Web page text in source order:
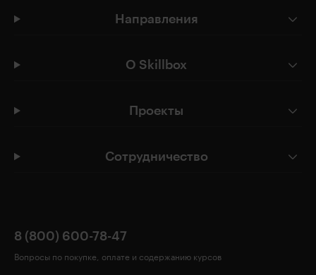
Направления
О Skillbox
Проекты
Сотрудничество
8 (800) 600-78-47
Вопросы по покупке, оплате и содержанию курсов